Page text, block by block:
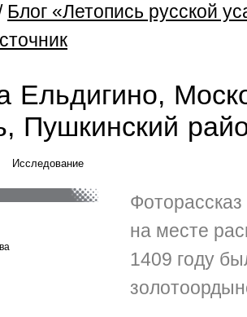
Блог «Летопись русской
Ельдигино,
Пушкинский
Исследование
на месте
1409 году